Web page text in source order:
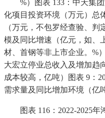
%）图表 133：中天集团
化项目投资环境（万元）总
（万元，不包罗经查验、
模及同比增速（亿元，如、
材、首钢等非上市企业。%
大宏立停业总收入及增加趋
成本较高，亿吨）图表 9：
需求量及同比增加环境（亿
图表 116：2022-2025年